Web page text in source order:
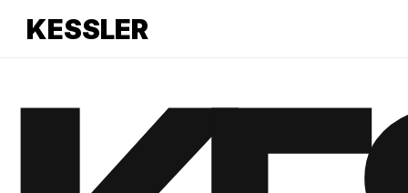
KESSLER